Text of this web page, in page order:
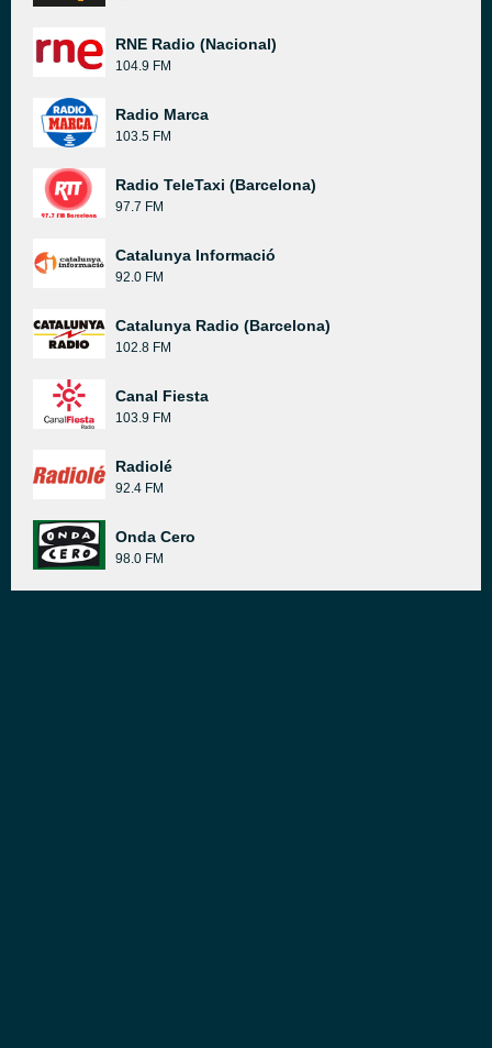
RNE Radio (Nacional)
104.9 FM
Radio Marca
103.5 FM
Radio TeleTaxi (Barcelona)
97.7 FM
Catalunya Informació
92.0 FM
Catalunya Radio (Barcelona)
102.8 FM
Canal Fiesta
103.9 FM
Radiolé
92.4 FM
Onda Cero
98.0 FM